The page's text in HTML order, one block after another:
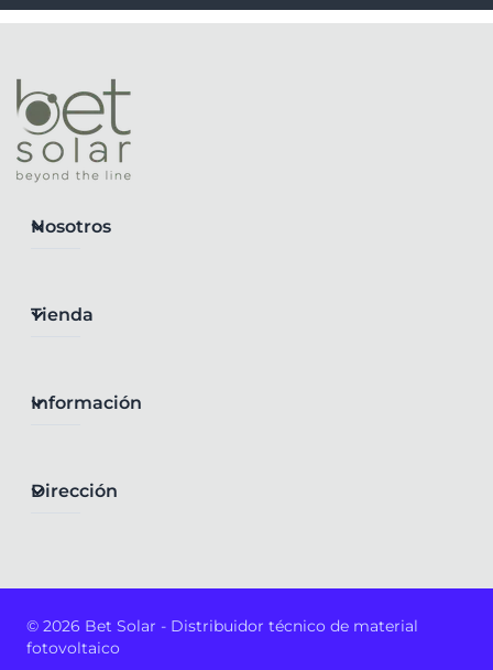
Nosotros
Tienda
Información
Dirección
© 2026 Bet Solar - Distribuidor técnico de material
fotovoltaico